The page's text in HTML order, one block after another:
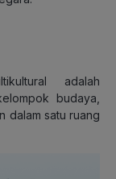
adalah
budaya,
dalam satu ruang